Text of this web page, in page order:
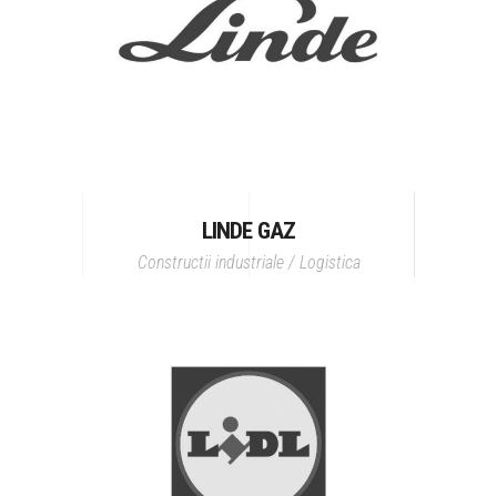
LINDE GAZ
Constructii industriale / Logistica